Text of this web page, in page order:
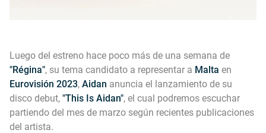
Luego del estreno hace poco más de una semana de
"Régina", su tema candidato a representar a Malta en
Eurovisión 2023, Aidan anuncia el lanzamiento de su
disco debut, "This Is Aidan", el cual podremos escuchar
partiendo del mes de marzo según recientes publicaciones
del artista.